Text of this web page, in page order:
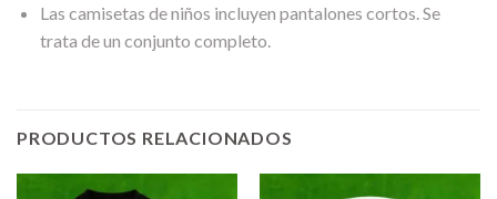
Las camisetas de niños incluyen pantalones cortos. Se
trata de un conjunto completo.
PRODUCTOS RELACIONADOS